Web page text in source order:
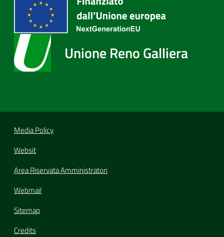
Unione Reno Galliera
Media Policy
Websit
Area Riservata Amministratori
Webmail
Sitemap
Credits